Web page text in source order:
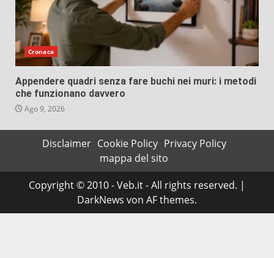
Cronaca
Appendere quadri senza fare buchi nei muri: i metodi
che funzionano davvero
Ago 9, 2026
Disclaimer Cookie Policy Privacy Policy
mappa del sito
Copyright © 2010 - Veb.it - All rights reserved. |
DarkNews von AF themes.